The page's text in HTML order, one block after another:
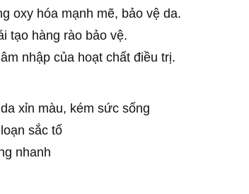
oxy hóa mạnh mẽ, bảo vệ da.
tạo hàng rào bảo vệ.
nhập của hoạt chất điều trị.
xỉn màu, kém sức sống
sắc tố
nhanh